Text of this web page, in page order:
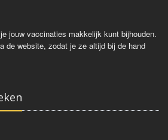
jouw vaccinaties makkelijk kunt bijhouden.
de website, zodat je ze altijd bij de hand